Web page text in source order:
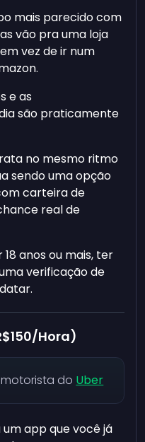
mais parecido com
vão pra uma loja
vez de ir num
e as
são praticamente
no mesmo ritmo
sendo uma opção
carteira de
real de
anos ou mais, ter
verificação de
Hora)
do Uber
app que você já